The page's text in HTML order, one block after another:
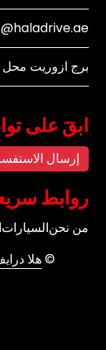
برج ازوريت محل رقم 2
ابقَ على
إرسال
روابط
من نحنالسيارات
©هلا